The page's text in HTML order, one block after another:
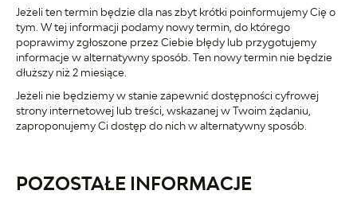
Jeżeli ten termin będzie dla nas zbyt krótki poinformujemy Cię o
tym. W tej informacji podamy nowy termin, do którego
poprawimy zgłoszone przez Ciebie błędy lub przygotujemy
informacje w alternatywny sposób. Ten nowy termin nie będzie
dłuższy niż 2 miesiące.
Jeżeli nie będziemy w stanie zapewnić dostępności cyfrowej
strony internetowej lub treści, wskazanej w Twoim żądaniu,
zaproponujemy Ci dostęp do nich w alternatywny sposób.
POZOSTAŁE INFORMACJE